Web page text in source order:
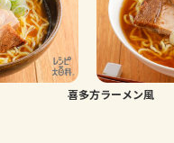
喜多方ラーメン風